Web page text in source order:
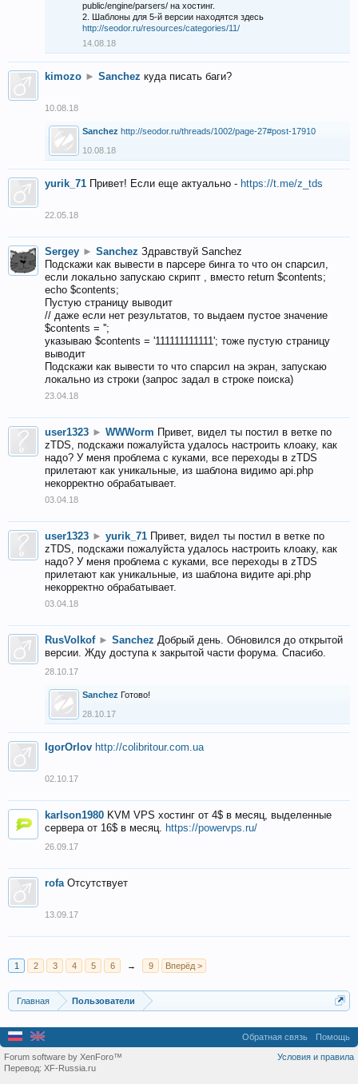
public/engine/parsers/ на хостинг.
2. Шаблоны для 5-й версии находятся здесь
http://seodor.ru/resources/categories/11/
14.08.18
kimozo ► Sanchez куда писать баги?
10.08.18
Sanchez http://seodor.ru/threads/1002/page-27#post-17910
10.08.18
yurik_71 Привет! Если еще актуально - https://t.me/z_tds
22.05.18
Sergey ► Sanchez Здравствуй Sanchez
Подскажи как вывести в парсере бинга то что он спарсил,
если локально запускаю скрипт , вместо return $contents;
echo $contents;
Пустую страницу выводит
// даже если нет результатов, то выдаем пустое значение
$contents = '';
указываю $contents = '111111111111'; тоже пустую страницу
выводит
Подскажи как вывести то что спарсил на экран, запускаю
локально из строки (запрос задал в строке поиска)
23.04.18
user1323 ► WWWorm Привет, видел ты постил в ветке по
zTDS, подскажи пожалуйста удалось настроить клоаку, как
надо? У меня проблема с куками, все переходы в zTDS
прилетают как уникальные, из шаблона видимо api.php
некорректно обрабатывает.
03.04.18
user1323 ► yurik_71 Привет, видел ты постил в ветке по
zTDS, подскажи пожалуйста удалось настроить клоаку, как
надо? У меня проблема с куками, все переходы в zTDS
прилетают как уникальные, из шаблона видите api.php
некорректно обрабатывает.
03.04.18
RusVolkof ► Sanchez Добрый день. Обновился до открытой
версии. Жду доступа к закрытой части форума. Спасибо.
28.10.17
Sanchez Готово!
28.10.17
IgorOrlov http://colibritour.com.ua
02.10.17
karlson1980 KVM VPS хостинг от 4$ в месяц, выделенные
сервера от 16$ в месяц. https://powervps.ru/
26.09.17
rofa Отсутствует
13.09.17
1 2 3 4 5 6 → 9 Вперёд >
Главная Пользователи
Обратная связь Помощь
Условия и правила
Forum software by XenForo™
Перевод: XF-Russia.ru